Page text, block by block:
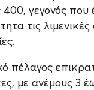
γεγονός που
τις λιμενικές
πέλαγος
με ανέμους 3